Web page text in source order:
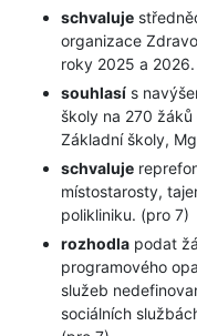
schvaluje
organizace
roky 2025 a
souhlasí s
školy na 270
Základní školy,
schvaluje
místostarosty,
polikliniku. (pro 7)
rozhodla podat
programového
služeb
sociálních